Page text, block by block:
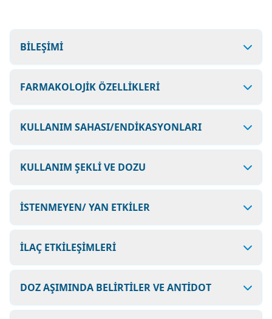
BİLEŞİMİ
FARMAKOLOJİK ÖZELLİKLERİ
KULLANIM SAHASI/ENDİKASYONLARI
KULLANIM ŞEKLİ VE DOZU
İSTENMEYEN/ YAN ETKİLER
İLAÇ ETKİLEŞİMLERİ
DOZ AŞIMINDA BELİRTİLER VE ANTİDOT